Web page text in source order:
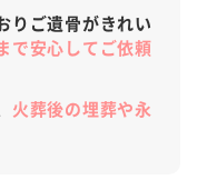
りご遺骨がきれい
で安心してご依頼
火葬後の埋葬や永